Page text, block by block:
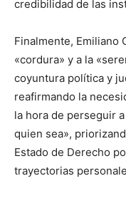
credibilidad de las
Finalmente, Emiliano
«cordura» y a la
coyuntura política y
reafirmando la
la hora de perseguir
quien sea»,
Estado de Derecho
trayectorias